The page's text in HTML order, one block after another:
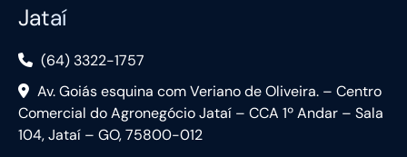
Jataí
(64) 3322-1757
Av. Goiás esquina com Veriano de Oliveira. – Centro
Comercial do Agronegócio Jataí – CCA 1º Andar – Sala
104, Jataí – GO, 75800-012